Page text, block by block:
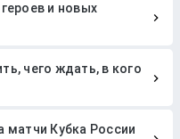
и новых
чего ждать, в кого
матчи Кубка России